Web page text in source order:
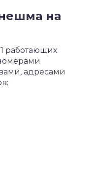
на
работающих
адресами